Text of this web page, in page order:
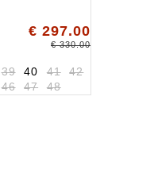
€ 297.00
€ 330.00
39 40 41
42
46 47 48